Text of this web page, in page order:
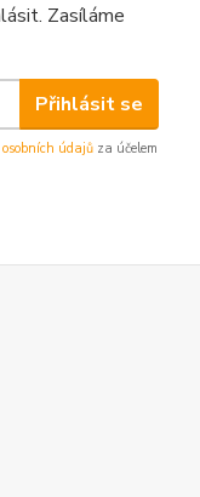
Zasíláme
Přihlásit se
údajů za účelem